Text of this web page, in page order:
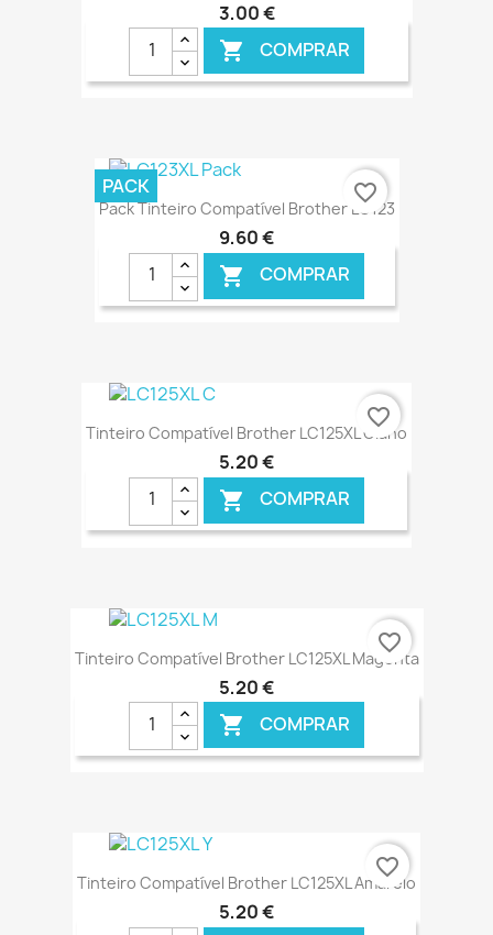
3,00 €
 COMPRAR
€ ONLINE
Pack Tinteiro Compatível Brother LC123
9,60 €
 COMPRAR
€ ONLINE
PACK favorite_border
Tinteiro Compatível Brother LC125XL Ciano
5,20 €
 COMPRAR
€ ONLINE
favorite_border
Tinteiro Compatível Brother LC125XL Magenta
5,20 €
 COMPRAR
€ ONLINE
favorite_border
Tinteiro Compatível Brother LC125XL Amarelo
5,20 €
favorite_border